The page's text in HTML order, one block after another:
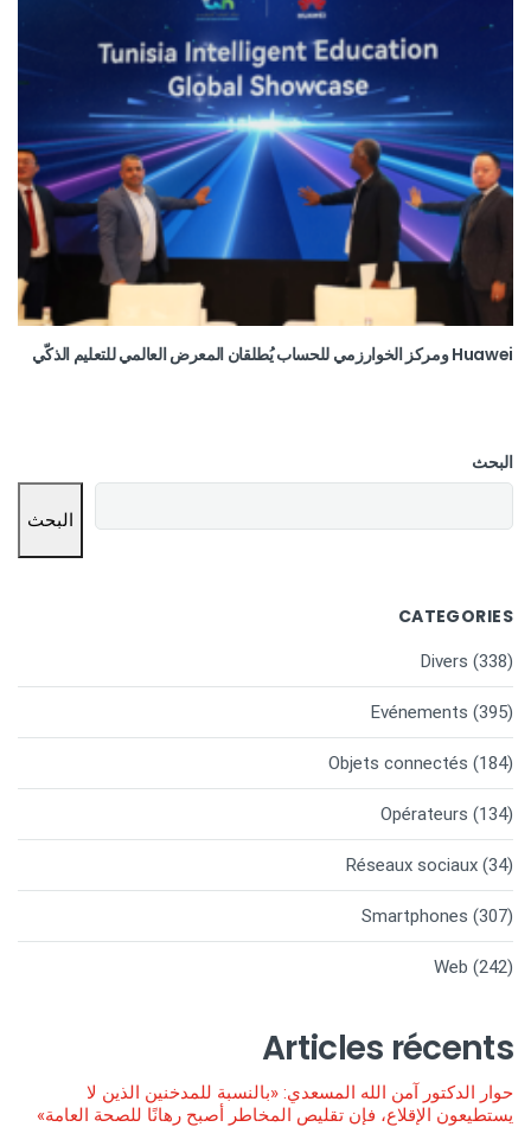
Huawei ومركز الخوارزمي للحساب يُطلقان المعرض العالمي للتعليم الذكّي
البحث
البحث
CATEGORIES
Divers (338)
Evénements (395)
Objets connectés (184)
Opérateurs (134)
Réseaux sociaux (34)
Smartphones (307)
Web (242)
Articles récents
حوار الدكتور آمن الله المسعدي: «بالنسبة للمدخنين الذين لا
يستطيعون الإقلاع، فإن تقليص المخاطر أصبح رهانًا للصحة العامة»